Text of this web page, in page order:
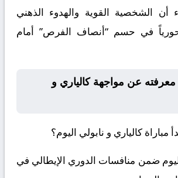
أن الشخصية القوية والهدوء الذهني
في حسم “أنصاف الفرص” أمام
عن مواجهة كالياري و
كالياري و نابولي اليوم؟
ضمن منافسات الدوري الإيطالي في